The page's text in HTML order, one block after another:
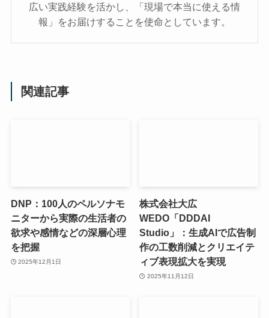
広い実践経験を活かし、「現場で本当に使える情
報」をお届けすることを使命としています。
関連記事
DNP：100人のペルソナモ
ニターから実際の生活者の
欲求や感情などの深層心理
を把握
2025年12月1日
株式会社大広
WEDO「DDDAI
Studio」：生成AIで広告制
作の工数削減とクリエイテ
ィブ表現拡大を実現
2025年11月12日